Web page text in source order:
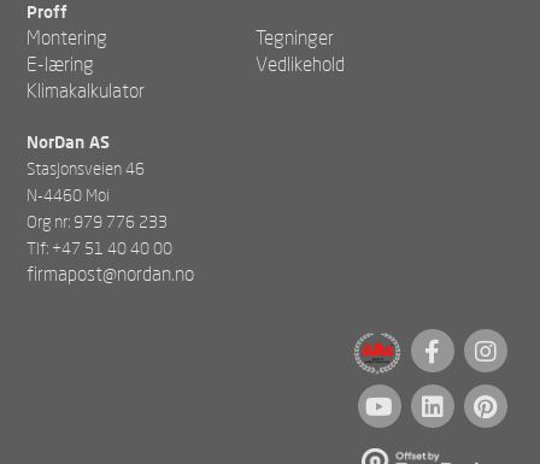
Proff
Montering
Tegninger
E-læring
Vedlikehold
Klimakalkulator
NorDan AS
Stasjonsveien 46
N-4460 Moi
Org nr: 979 776 233
Tlf: +47 51 40 40 00
firmapost@nordan.no